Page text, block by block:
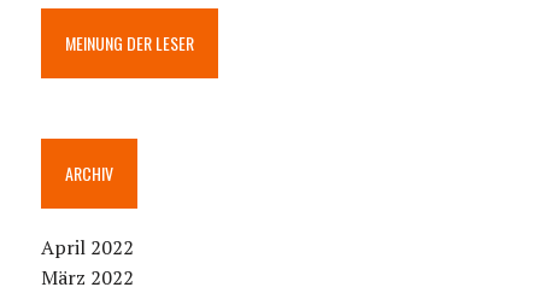
MEINUNG DER LESER
ARCHIV
April 2022
März 2022